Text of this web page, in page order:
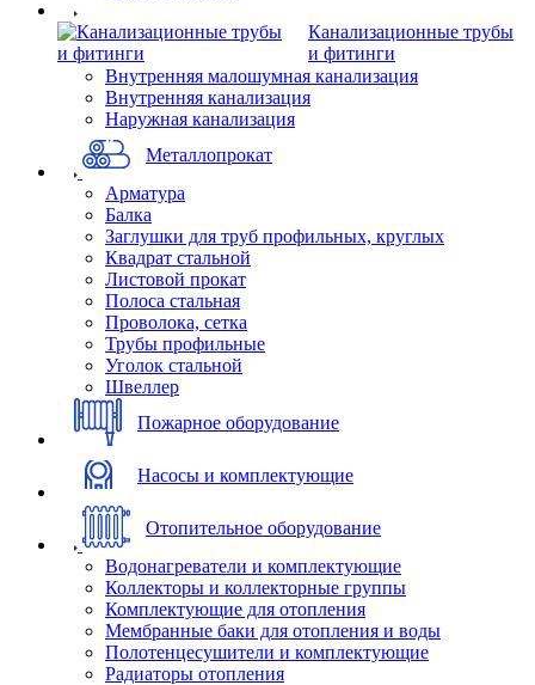
Канализационные трубы
и фитинги
Внутренняя малошумная канализация
Внутренняя канализация
Наружная канализация
Металлопрокат
Арматура
Балка
Заглушки для труб профильных, круглых
Квадрат стальной
Листовой прокат
Полоса стальная
Проволока, сетка
Трубы профильные
Уголок стальной
Швеллер
Пожарное оборудование
Насосы и комплектующие
Отопительное оборудование
Водонагреватели и комплектующие
Коллекторы и коллекторные группы
Комплектующие для отопления
Мембранные баки для отопления и воды
Полотенцесушители и комплектующие
Радиаторы отопления